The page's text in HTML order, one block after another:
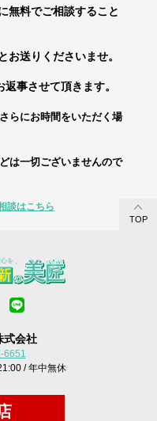
無料でご相談すること
お送りくださいませ。
事させて頂きます。
らにお時間をいただく場
は一切ございませんので
談はこちら
TOP
式会社
6651
/ 年中無休